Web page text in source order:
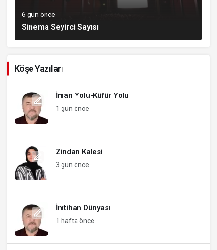
6 gün önce
Sinema Seyirci Sayısı
Köşe Yazıları
İman Yolu-Küfür Yolu
1 gün önce
Zindan Kalesi
3 gün önce
İmtihan Dünyası
1 hafta önce